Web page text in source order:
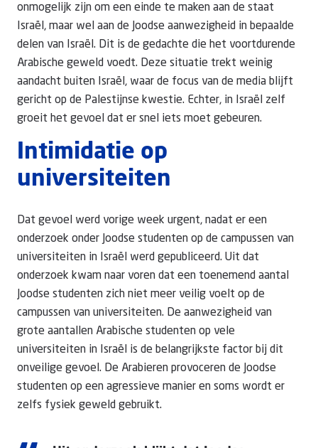
onmogelijk zijn om een einde te maken aan de staat
Israël, maar wel aan de Joodse aanwezigheid in bepaalde
delen van Israël. Dit is de gedachte die het voortdurende
Arabische geweld voedt. Deze situatie trekt weinig
aandacht buiten Israël, waar de focus van de media blijft
gericht op de Palestijnse kwestie. Echter, in Israël zelf
groeit het gevoel dat er snel iets moet gebeuren.
Intimidatie op
universiteiten
Dat gevoel werd vorige week urgent, nadat er een
onderzoek onder Joodse studenten op de campussen van
universiteiten in Israël werd gepubliceerd. Uit dat
onderzoek kwam naar voren dat een toenemend aantal
Joodse studenten zich niet meer veilig voelt op de
campussen van universiteiten. De aanwezigheid van
grote aantallen Arabische studenten op vele
universiteiten in Israël is de belangrijkste factor bij dit
onveilige gevoel. De Arabieren provoceren de Joodse
studenten op een agressieve manier en soms wordt er
zelfs fysiek geweld gebruikt.